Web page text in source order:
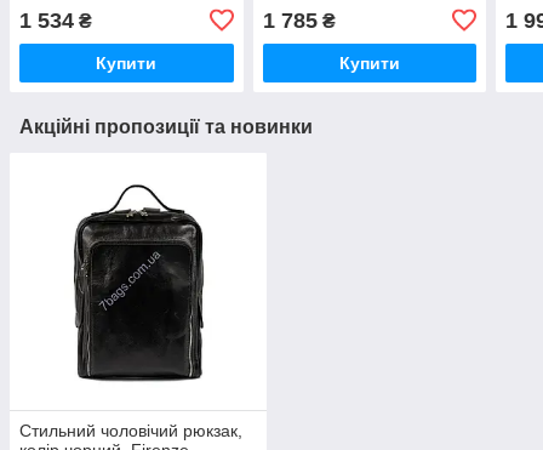
1 534 ₴
Купити
1 785₴
Купити
1
Акційні пропозиції та новинки
Стильний чоловічий рюкзак,